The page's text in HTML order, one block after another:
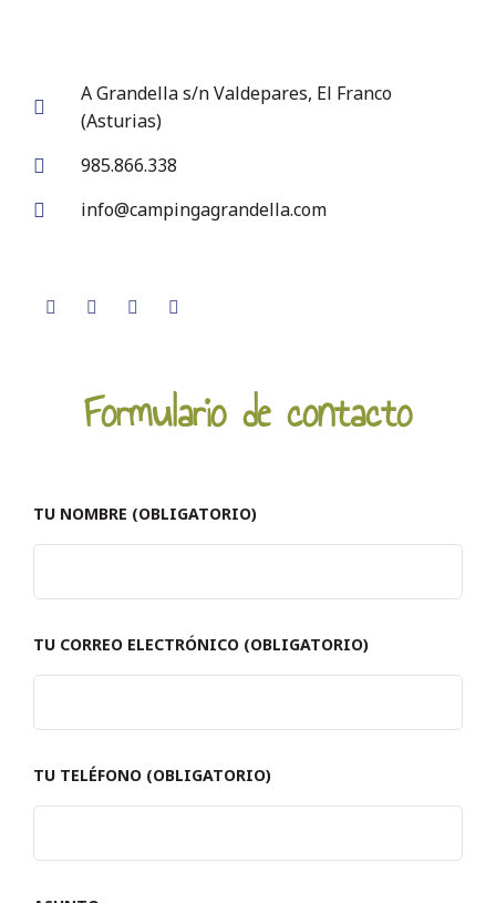
A Grandella s/n Valdepares, El Franco
(Asturias)
985.866.338
info@campingagrandella.com
Formulario de contacto
TU NOMBRE (OBLIGATORIO)
TU CORREO ELECTRÓNICO (OBLIGATORIO)
TU TELÉFONO (OBLIGATORIO)